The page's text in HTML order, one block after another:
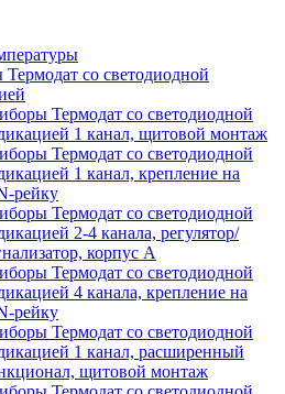
со светодиодной
Термодат со светодиодной
1 канал, щитовой монтаж
Термодат со светодиодной
1 канал, крепление на
рейку
Термодат со светодиодной
2-4 канала, регулятор/
корпус А
Термодат со светодиодной
4 канала, крепление на
рейку
Термодат со светодиодной
1 канал, расширенный
щитовой монтаж